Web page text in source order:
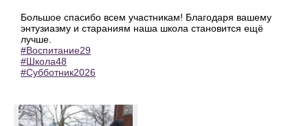
Большое спасибо всем участникам! Благодаря вашему
энтузиазму и стараниям наша школа становится ещё
лучше.
#Воспитание29
#Школа48
#Субботник2026